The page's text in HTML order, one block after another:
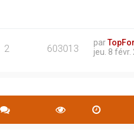
2 603013 par
jeu. 8 févr.